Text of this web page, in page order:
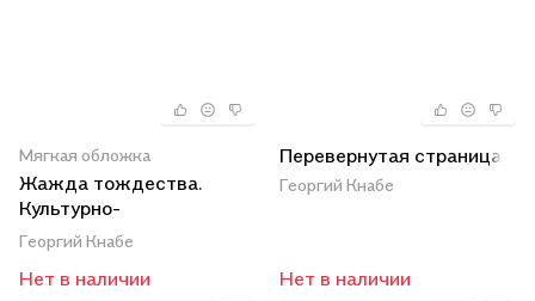
Мягкая обложка
Жажда тождества.
Культурно-
антропологическая
идентификация. Вчера.
Сегодня. Завтра
Георгий Кнабе
Нет в наличии
Перевернутая страница
Георгий Кнабе
Нет в наличии